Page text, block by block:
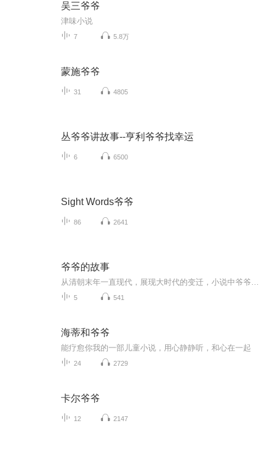
吴三爷爷
津味小说
7 5.8万
蒙施爷爷
31 4805
丛爷爷讲故事--亨利爷爷找幸运
6 6500
Sight Words爷爷
86 2641
爷爷的故事
5 541
海蒂和爷爷
能疗愈你我的一部儿童小说，用心静静听，和心在一起
24 2729
卡尔爷爷
12 2147